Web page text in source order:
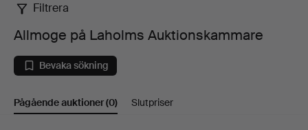
Allmoge
på
Laholms
Auktionskammare
Filtrera
Allmoge på Laholms Auktionskammare
Bevaka sökning
Pågående auktioner(0) Slutpriser